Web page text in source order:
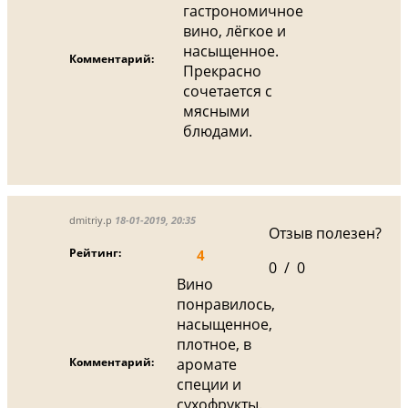
Комментарий:
гастрономичное
вино, лёгкое и
насыщенное.
Прекрасно
сочетается с
мясными
блюдами.
Отзыв полезен?
0 / 0
dmitriy.p 18-01-2019, 20:35
Рейтинг: 4
Комментарий:
Вино
понравилось,
насыщенное,
плотное, в
аромате
специи и